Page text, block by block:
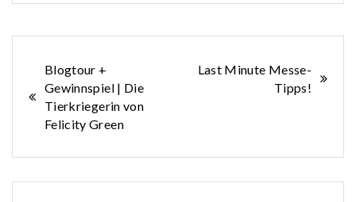
Beitragsnavigation
Blogtour +
Gewinnspiel | Die
Tierkriegerin von
Felicity Green
Last Minute Messe-
Tipps!